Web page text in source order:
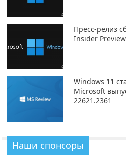
Пресс-релиз
Insider
Windows 11
Microsoft
22621.2361
Наши спонсоры